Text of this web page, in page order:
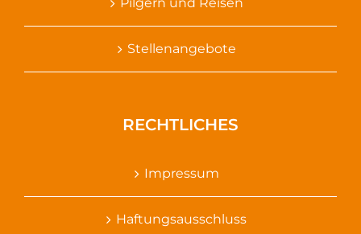
Stellenangebote
RECHTLICHES
Impressum
Haftungsausschluss